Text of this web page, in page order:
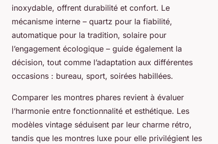
inoxydable, offrent durabilité et confort. Le
mécanisme interne – quartz pour la fiabilité,
automatique pour la tradition, solaire pour
l’engagement écologique – guide également la
décision, tout comme l’adaptation aux différentes
occasions : bureau, sport, soirées habillées.
Comparer les montres phares revient à évaluer
l’harmonie entre fonctionnalité et esthétique. Les
modèles vintage séduisent par leur charme rétro,
tandis que les montres luxe pour elle privilégient les